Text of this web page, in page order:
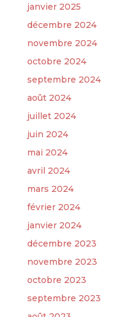
janvier 2025
décembre 2024
novembre 2024
octobre 2024
septembre 2024
août 2024
juillet 2024
juin 2024
mai 2024
avril 2024
mars 2024
février 2024
janvier 2024
décembre 2023
novembre 2023
octobre 2023
septembre 2023